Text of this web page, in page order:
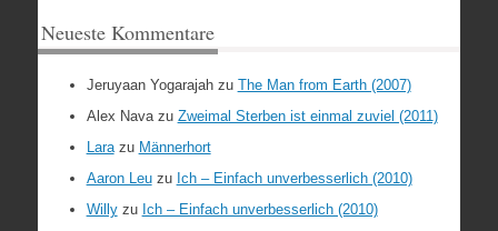
Neueste Kommentare
Jeruyaan Yogarajahzu The Man from Earth (2007)
Alex Navazu Zweimal Sterben ist einmal zuviel (2011)
Larazu Männerhort
Aaron Leuzu Ich – Einfach unverbesserlich (2010)
Willyzu Ich – Einfach unverbesserlich (2010)